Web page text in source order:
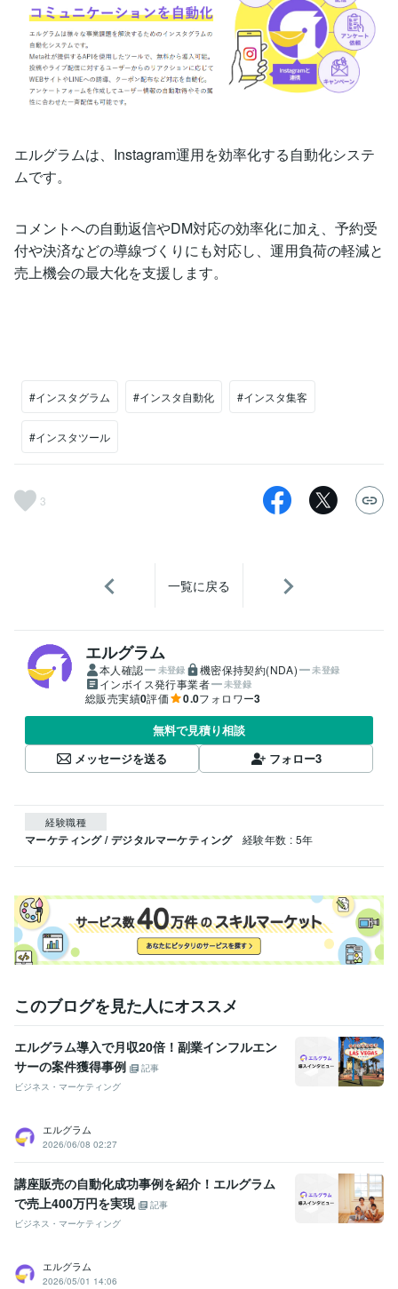
エルグラムは、Instagram運用を効率化する自動化システ
ムです。
コメントへの自動返信やDM対応の効率化に加え、予約受
付や決済などの導線づくりにも対応し、運用負荷の軽減と
売上機会の最大化を支援します。
#インスタグラム #インスタ自動化 #インスタ集客
#インスタツール
3
一覧に戻る
エルグラム
本人確認 未登録 機密保持契約(NDA) 未登録
インボイス発行事業者 未登録
総販売実績0評価 0.0フォロワー3
無料で見積り相談
メッセージを送る
フォロー3
経験職種
マーケティング / デジタルマーケティング 経験年数 : 5年
このブログを見た人にオススメ
エルグラム導入で月収20倍！副業インフルエン
サーの案件獲得事例
記事
ビジネス・マーケティング
エルグラム
2026/06/08 02:27
講座販売の自動化成功事例を紹介！エルグラム
で売上400万円を実現
記事
ビジネス・マーケティング
エルグラム
2026/05/01 14:06